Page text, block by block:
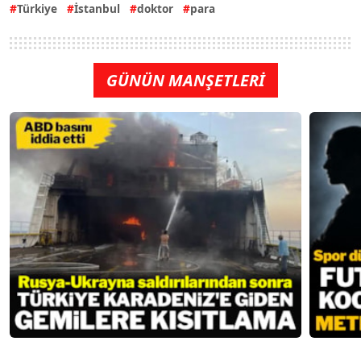
Türkiye
İstanbul doktor para
GÜNÜN MANŞETLERİ